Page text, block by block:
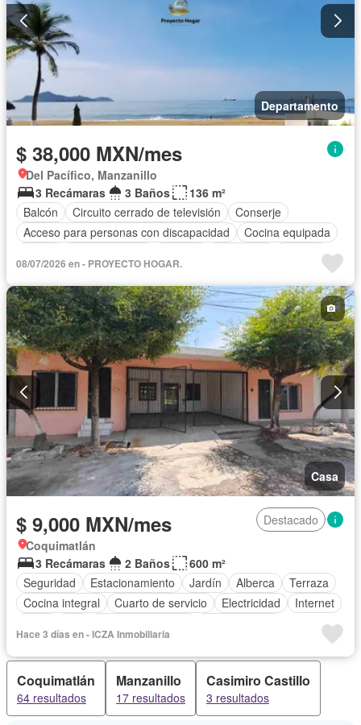
Departamento
$ 38,000 MXN/mes
Del Pacífico, Manzanillo
3 Recámaras
3 Baños
136 m²
Balcón
Circuito cerrado de televisión
Conserje
Acceso para personas con discapacidad
Cocina equipada
Terraza
Completamente amueblado
08/07/2026 en - PROYECTO HOGAR.
Casa
$ 9,000 MXN/mes
Destacado
Coquimatlán
3 Recámaras
2 Baños
600 m²
Seguridad
Estacionamiento Jardín Alberca
Terraza
Cocina integral
Cuarto de servicio Electricidad
Internet
Solo familias
Hace 3 días en - ICZA Inmobiliaria
Coquimatlán
64 resultados
Manzanillo
17 resultados
Casimiro Castillo
3 resultados